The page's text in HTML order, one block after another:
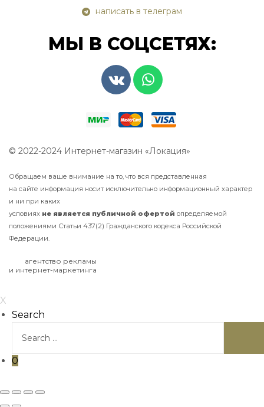
написать в телеграм
МЫ В СОЦСЕТЯХ:
© 2022-2024 Интернет-магазин «Локация»
Обращаем ваше внимание на то, что вся представленная
на сайте информация носит исключительно информационный характер
и ни при каких
условиях не является публичной офертой определяемой
положениями Статьи 437(2) Гражданского кодекса Российской
Федерации.
агентство рекламы
и интернет-маркетинга
X
Search
0